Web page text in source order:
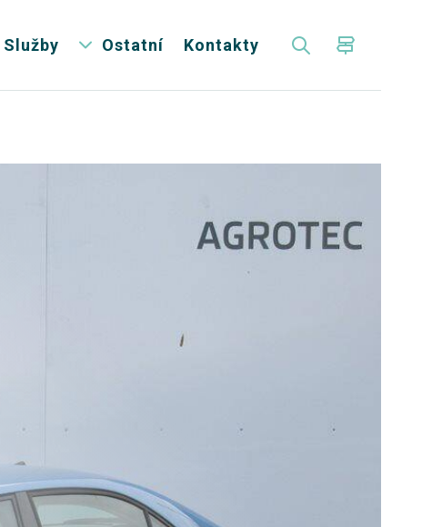
Služby Ostatní Kontakty